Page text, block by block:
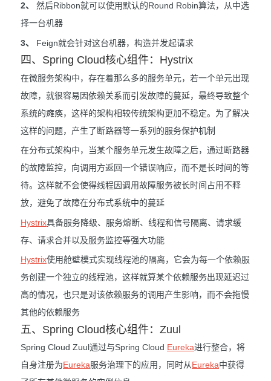
2、
然后Ribbon就可以使用默认的Round Robin算法，从中选
择一台机器
3、 Feign就会针对这台机器，构造并发起请求
四、Spring Cloud核心组件：Hystrix
在微服务架构中，存在着那么多的服务单元，若一个单元出现
故障，就很容易因依赖关系而引发故障的蔓延，最终导致整个
系统的瘫痪，这样的架构相较传统架构更加不稳定。为了解决
这样的问题，产生了断路器等一系列的服务保护机制
在分布式架构中，当某个服务单元发生故障之后，通过断路器
的故障监控，向调用方返回一个错误响应，而不是长时间的等
待。这样就不会使得线程因调用故障服务被长时间占用不释
放，避免了故障在分布式系统中的蔓延
Hystrix具备服务降级、服务熔断、线程和信号隔离、请求缓
存、请求合并以及服务监控等强大功能
Hystrix使用舱壁模式实现线程池的隔离，它会为每一个依赖服
务创建一个独立的线程池，这样就算某个依赖服务出现延迟过
高的情况，也只是对该依赖服务的调用产生影响，而不会拖慢
其他的依赖服务
五、Spring Cloud核心组件：Zuul
Spring Cloud Zuul通过与Spring Cloud Eureka进行整合，将
自身注册为Eureka服务治理下的应用，同时从Eureka中获得